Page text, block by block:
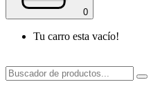
0
Tu carro esta vacío!